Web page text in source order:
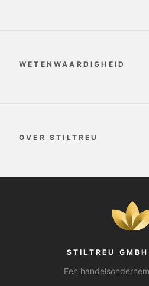
WETENWAARDIGHEID
OVER STILTREU
STILTREU
Een